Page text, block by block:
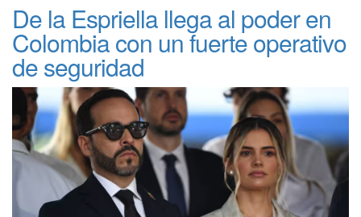
De la Espriella llega al poder en
Colombia con un fuerte operativo
de seguridad